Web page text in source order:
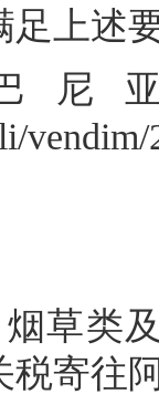
足上述
亚
类及
税寄往